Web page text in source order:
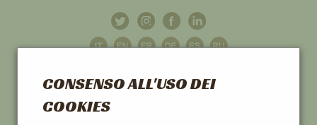
CONSENSO ALL'USO DEI
COOKIES